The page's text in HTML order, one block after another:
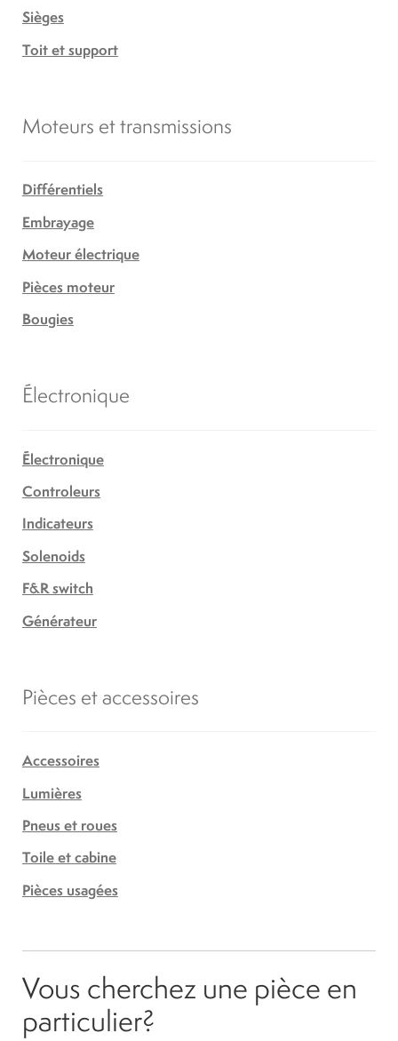
Sièges
Toit et support
Moteurs et transmissions
Différentiels
Embrayage
Moteur électrique
Pièces moteur
Bougies
Électronique
Électronique
Controleurs
Indicateurs
Solenoids
F&R switch
Générateur
Pièces et accessoires
Accessoires
Lumières
Pneus et roues
Toile et cabine
Pièces usagées
Vous cherchez une pièce en
particulier?